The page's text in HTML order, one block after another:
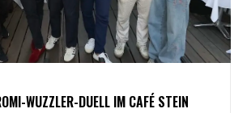
WUZZLER-DUELL IM CAFÉ STEIN